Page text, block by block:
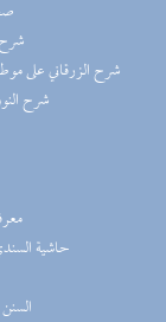
(18)
(14) شرح الزرقاني على
(11) شرح
(9)
(9) حاشية
(8)